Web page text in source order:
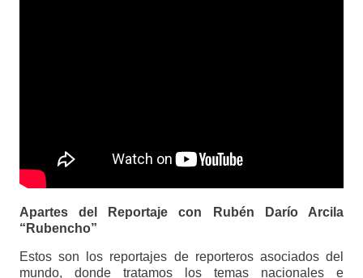
Apartes del Reportaje con Rubén Darío Arcila
“Rubencho”
Estos son los reportajes de reporteros asociados del
mundo, donde tratamos los temas nacionales e